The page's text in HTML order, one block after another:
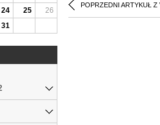
POPRZEDNI ARTYKUŁ Z
24 25
26
31